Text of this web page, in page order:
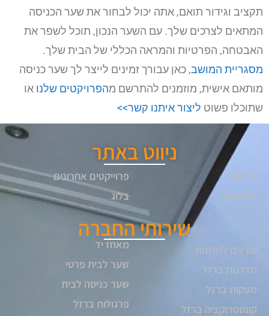
תקציב וגידור תואם, אתה יכול לבחור את שער הכניסה
המתאים לצרכים שלך. עם השער הנכון, תוכל לשפר את
האבטחה, הפרטיות והמראה הכללי של הבית שלך.
מסגריית המושב, כאן עבורך זמינים לייצר לך שער כניסה
מותאם אישית, מוזמנים להתרשם מהפרויקטים שלנו או
שתוכלו פשוט ליצור איתנו קשר>>
ניווט באתר
אודותנו
צרו קשר
פרוייקטים אחרונים
בלוג
שירותי החברה
סורגים לחלונות
מדרגות ברזל
מעקות ברזל
קונסטרוקציה ברזל
מאחז יד
שער לבית פרטי
שער כניסה לבית
פרגולות ברזל